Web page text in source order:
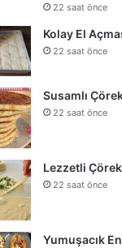
22 saat önce
Kolay El
22 saat önce
Susamlı
22 saat önce
Lezzetli
22 saat önce
Yumuşacık